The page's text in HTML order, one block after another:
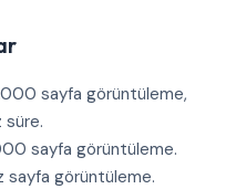
sayfa görüntüleme,
süre.
sayfa görüntüleme.
sayfa görüntüleme.